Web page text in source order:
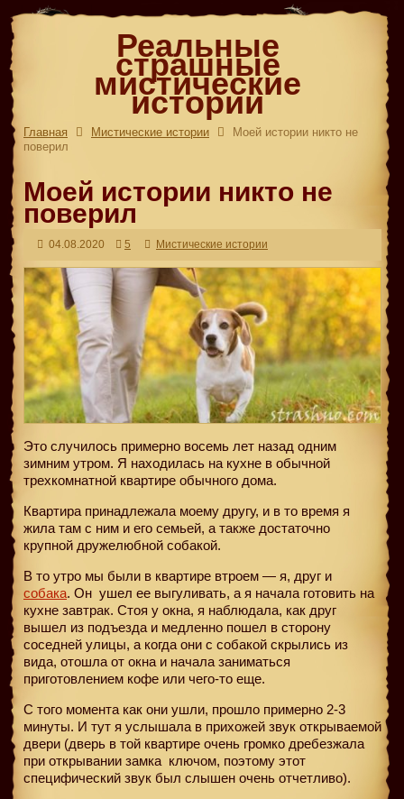
Реальные
страшные
мистические
истории
Главная Мистические истории
Моей истории никто не
поверил
Моей истории никто не
поверил
04.08.2020 5 Мистические истории
Это случилось примерно восемь лет назад одним
зимним утром. Я находилась на кухне в обычной
трехкомнатной квартире обычного дома.
Квартира принадлежала моему другу, и в то время я
жила там с ним и его семьей, а также достаточно
крупной дружелюбной собакой.
В то утро мы были в квартире втроем — я, друг и
собака. Он ушел ее выгуливать, а я начала готовить на
кухне завтрак. Стоя у окна, я наблюдала, как друг
вышел из подъезда и медленно пошел в сторону
соседней улицы, а когда они с собакой скрылись из
вида, отошла от окна и начала заниматься
приготовлением кофе или чего-то еще.
С того момента как они ушли, прошло примерно 2-3
минуты. И тут я услышала в прихожей звук открываемой
двери (дверь в той квартире очень громко дребезжала
при открывании замка ключом, поэтому этот
специфический звук был слышен очень отчетливо).